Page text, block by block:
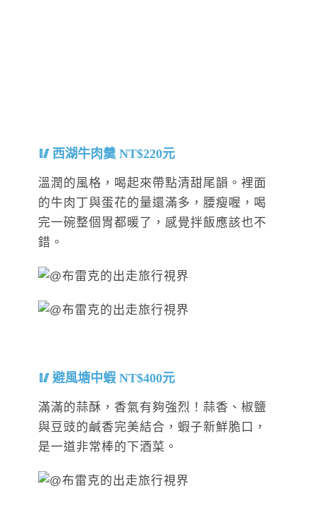
西湖牛肉羹 NT$220元
溫潤的風格，喝起來帶點清甜尾韻。裡面
的牛肉丁與蛋花的量還滿多，腰瘦喔，喝
完一碗整個胃都暖了，感覺拌飯應該也不
錯。
避風塘中蝦 NT$400元
滿滿的蒜酥，香氣有夠強烈！蒜香、椒鹽
與豆豉的鹹香完美結合，蝦子新鮮脆口，
是一道非常棒的下酒菜。